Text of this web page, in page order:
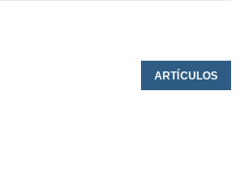
ARTÍCULOS